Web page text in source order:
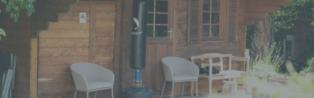
entry_product=ad_settings_screen
Dazu müssen Sie bei Facebook angemeldet sein.
Wenn Sie kein Facebook Konto besitzen, können
Sie nutzungsbasierte Werbung von Facebook auf
der Website der European Interactive Digital
Advertising Alliance deaktivieren: